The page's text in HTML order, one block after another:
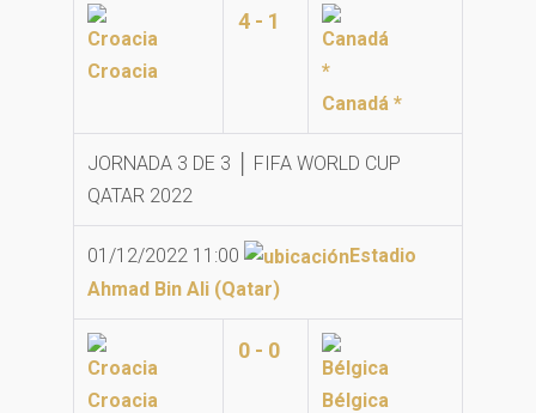
Croacia
4 - 1
Canadá *
JORNADA 3 DE 3 │ FIFA WORLD CUP
QATAR 2022
01/12/2022 11:00
Estadio
Ahmad Bin Ali (Qatar)
Croacia
0 - 0
Bélgica